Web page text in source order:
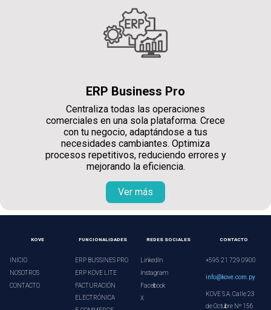
ERP Business Pro
Centraliza todas las operaciones
comerciales en una sola plataforma. Crece
con tu negocio, adaptándose a tus
necesidades cambiantes. Optimiza
procesos repetitivos, reduciendo errores y
mejorando la eficiencia.
Ver más
KOVE
INICIO
NOSOTROS
CONTACTO
FUNCIONALIDADES
ERP BUSSINES PRO
ERP KOVE LITE
FACTURACIÓN
ELECTRÓNICA
REDES SOCIALES
LinkedIn
Instagram
Facebook
X
CONTACTO
+595 21 729 0900
info@kove.com.py
KOVE S.A. Calle 23
de Octubre Nº 156